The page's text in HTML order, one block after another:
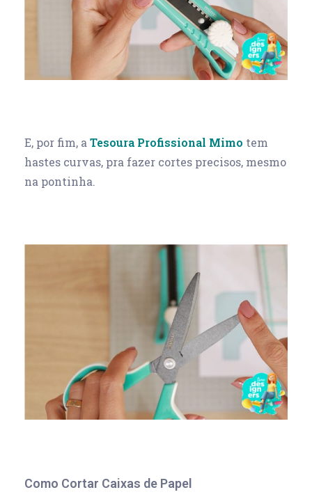
E, por fim, a Tesoura Profissional Mimo tem
hastes curvas, pra fazer cortes precisos, mesmo
na pontinha.
Como Cortar Caixas de Papel